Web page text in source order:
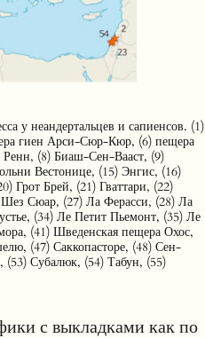
у неандертальцев и сапиенсов. (1)
гиен Арси-Сюр-Кюр, (6) пещера
(8) Биаш-Сен-Вааст, (9)
Вестонице, (15) Энгис, (16)
Грот Брей, (21) Гваттари, (22)
Сюар, (27) Ла Ферасси, (28) Ла
(34) Ле Петит Пьемонт, (35) Ле
(41) Шведенская пещера Охос,
(47) Саккопасторе, (48) Сен-
Субалюк, (54) Табун, (55)
с выкладками как по